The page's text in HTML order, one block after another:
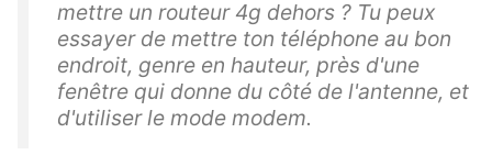
mettre un routeur 4g dehors ? Tu peux
essayer de mettre ton téléphone au bon
endroit, genre en hauteur, près d'une
fenêtre qui donne du côté de l'antenne, et
d'utiliser le mode modem.